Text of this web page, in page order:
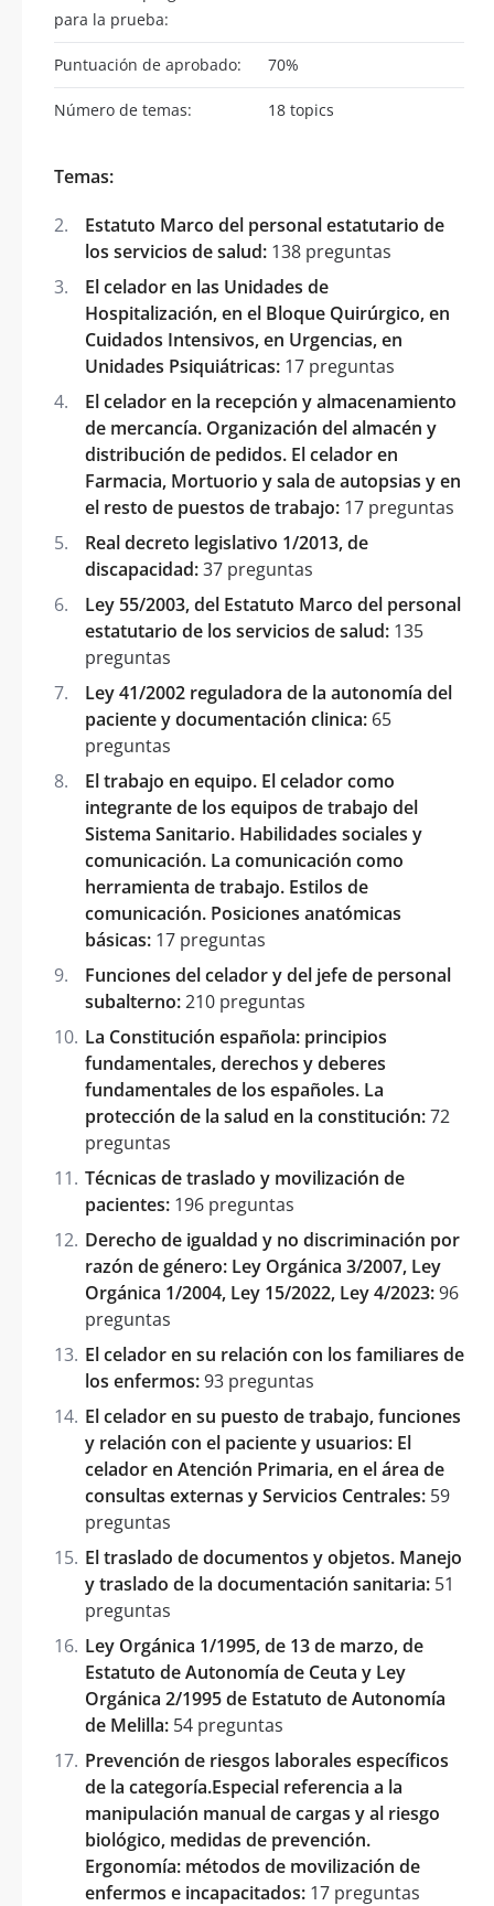
para la prueba:
Puntuación de aprobado: 70%
Número de temas: 18 topics
Temas:
Estatuto Marco del personal estatutario de
los servicios de salud: 138 preguntas
El celador en las Unidades de
Hospitalización, en el Bloque Quirúrgico, en
Cuidados Intensivos, en Urgencias, en
Unidades Psiquiátricas: 17 preguntas
El celador en la recepción y almacenamiento
de mercancía. Organización del almacén y
distribución de pedidos. El celador en
Farmacia, Mortuorio y sala de autopsias y en
el resto de puestos de trabajo: 17 preguntas
Real decreto legislativo 1/2013, de
discapacidad:37 preguntas
Ley 55/2003, del Estatuto Marco del personal
estatutario de los servicios de salud: 135
preguntas
Ley 41/2002 reguladora de la autonomía del
paciente y documentación clinica: 65
preguntas
El trabajo en equipo. El celador como
integrante de los equipos de trabajo del
Sistema Sanitario. Habilidades sociales y
comunicación. La comunicación como
herramienta de trabajo. Estilos de
comunicación. Posiciones anatómicas
básicas: 17 preguntas
Funciones del celador y del jefe de personal
subalterno:210 preguntas
La Constitución española: principios
fundamentales, derechos y deberes
fundamentales de los españoles. La
protección de la salud en la constitución:72
preguntas
Técnicas de traslado y movilización de
pacientes: 196 preguntas
Derecho de igualdad y no discriminación por
razón de género: Ley Orgánica 3/2007, Ley
Orgánica 1/2004, Ley 15/2022, Ley 4/2023:96
preguntas
El celador en su relación con los familiares de
los enfermos:93 preguntas
El celador en su puesto de trabajo, funciones
y relación con el paciente y usuarios: El
celador en Atención Primaria, en el área de
consultas externas y Servicios Centrales: 59
preguntas
El traslado de documentos y objetos. Manejo
y traslado de la documentación sanitaria: 51
preguntas
Ley Orgánica 1/1995, de 13 de marzo, de
Estatuto de Autonomía de Ceuta y Ley
Orgánica 2/1995 de Estatuto de Autonomía
de Melilla: 54 preguntas
Prevención de riesgos laborales específicos
de la categoría.Especial referencia a la
manipulación manual de cargas y al riesgo
biológico, medidas de prevención.
Ergonomía: métodos de movilización de
enfermos e incapacitados: 17 preguntas